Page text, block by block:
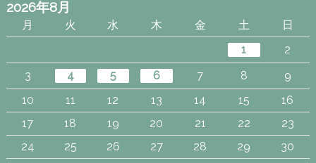
2026年8月
月 火 水 木 金 土
日
1
2
3
4 5 6 7 8
9
10
11 12 13 14 15
16
17
18 19 20 21 22
23
24
25 26 27 28 29
30